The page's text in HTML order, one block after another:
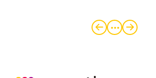
・・・